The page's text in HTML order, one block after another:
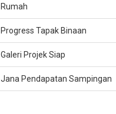
Rumah
Progress Tapak Binaan
Galeri Projek Siap
Jana Pendapatan Sampingan